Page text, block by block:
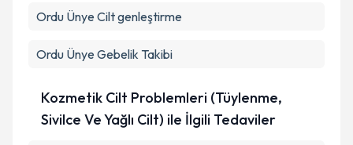
Ordu Ünye Cilt genleştirme
Ordu Ünye Gebelik Takibi
Kozmetik Cilt Problemleri (Tüylenme,
Sivilce Ve Yağlı Cilt) ile İlgili Tedaviler